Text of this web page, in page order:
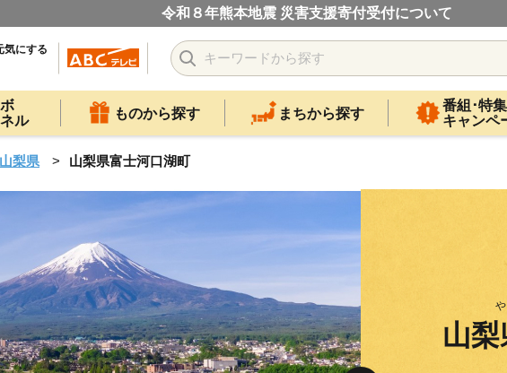
令和８年熊本地震 災害支援寄付受付について
気にする
ル
ものから探す まちから探す
番組･特集
キャンペ
山梨県 山梨県富士河口湖町
山